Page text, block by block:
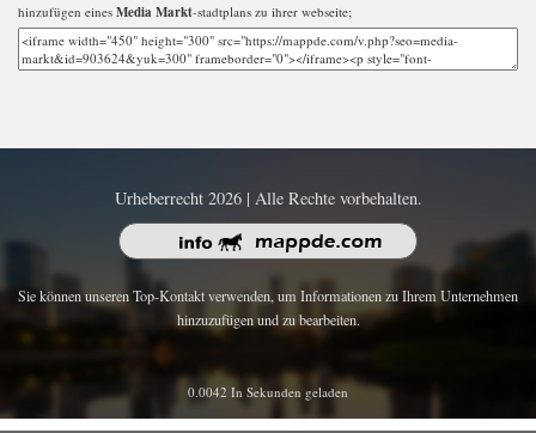
hinzufügen eines Media Markt-stadtplans zu ihrer webseite;
Urheberrecht 2026 | Alle Rechte vorbehalten.
Sie können unseren Top-Kontakt verwenden, um Informationen zu Ihrem Unternehmen
hinzuzufügen und zu bearbeiten.
0.0042 In Sekunden geladen